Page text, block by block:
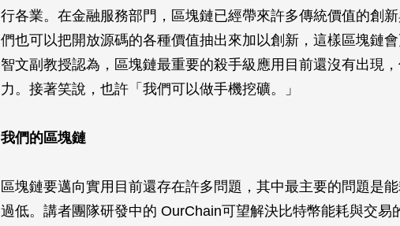
行各業。在金融服務部門，區塊鏈已經帶來許多傳統價值的創
們也可以把開放源碼的各種價值抽出來加以創新，這樣區塊鏈
智文副教授認為，區塊鏈最重要的殺手級應用目前還沒有出現
力。接著笑說，也許「我們可以做手機挖礦。」
我們的區塊鏈
區塊鏈要邁向實用目前還存在許多問題，其中最主要的問題是
過低。講者團隊研發中的 OurChain可望解決比特幣能耗與交易